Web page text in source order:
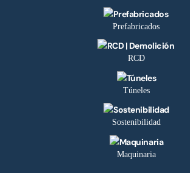
Prefabricados
RCD
Túneles
Sostenibilidad
Maquinaria